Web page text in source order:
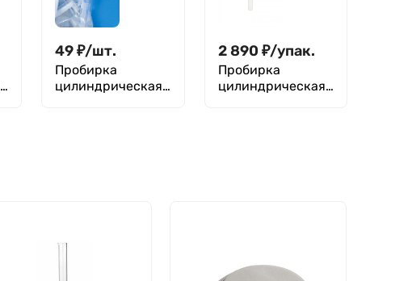
49₽/шт.
Пробирка
цилиндрическая
2 890 ₽/упак.
Пробирка
цилиндрическая